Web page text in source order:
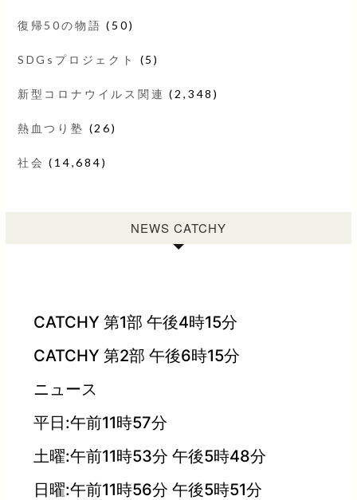
復帰50の物語 (50)
SDGsプロジェクト (5)
新型コロナウイルス関連 (2,348)
熱血つり塾 (26)
社会 (14,684)
NEWS CATCHY
CATCHY 第1部 午後4時15分
CATCHY 第2部 午後6時15分
ニュース
平日:午前11時57分
土曜:午前11時53分 午後5時48分
日曜:午前11時56分 午後5時51分